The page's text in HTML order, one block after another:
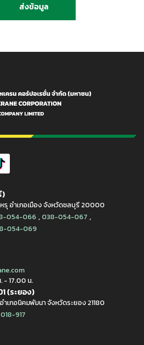
ส่งข้อมูล
)
รุ อำเภอเมือง จังหวัดชลบุรี 20000
054-066 , 038-054-067 ,
054-069
- 17.00 น.
(ระยอง)
เภอนิคมพัมนา จังหวัดระยอง 21180
917